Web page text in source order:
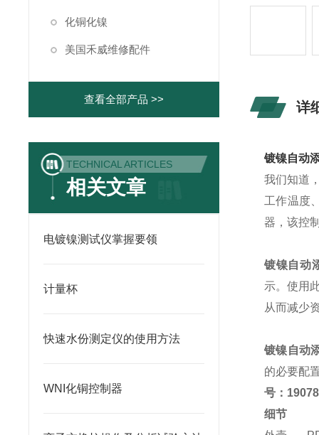
化铜化镍
美国禾威维修配件
查看全部产品 >>
TECHNICAL ARTICLES
相关文章
电镀镍测试仪掌握要领
计量杯
快速水份测定仪的使用方法
WNI化铜控制器
详
镀镍自动
我们知道
工作温度
器，该控
镀镍自动
示。使用
从而减少
镀镍自动
的必要配
号：
细节